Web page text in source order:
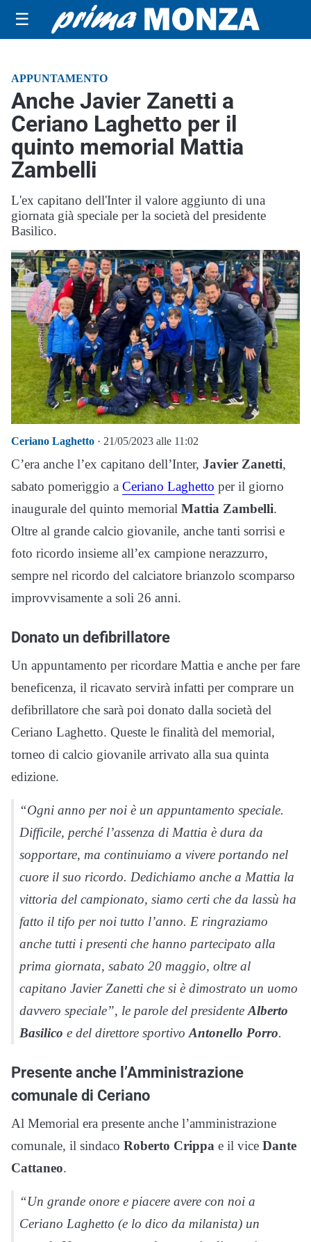
☰
APPUNTAMENTO
Anche Javier Zanetti a
Ceriano Laghetto per il
quinto memorial Mattia
Zambelli
L'ex capitano dell'Inter il valore aggiunto di una
giornata già speciale per la società del presidente
Basilico.
Ceriano Laghetto · 21/05/2023 alle 11:02
C’era anche l’ex capitano dell’Inter, Javier Zanetti,
sabato pomeriggio a Ceriano Laghetto per il giorno
inaugurale del quinto memorial Mattia Zambelli.
Oltre al grande calcio giovanile, anche tanti sorrisi e
foto ricordo insieme all’ex campione nerazzurro,
sempre nel ricordo del calciatore brianzolo scomparso
improvvisamente a soli 26 anni.
Donato un defibrillatore
Un appuntamento per ricordare Mattia e anche per fare
beneficenza, il ricavato servirà infatti per comprare un
defibrillatore che sarà poi donato dalla società del
Ceriano Laghetto. Queste le finalità del memorial,
torneo di calcio giovanile arrivato alla sua quinta
edizione.
“Ogni anno per noi è un appuntamento speciale.
Difficile, perché l’assenza di Mattia è dura da
sopportare, ma continuiamo a vivere portando nel
cuore il suo ricordo. Dedichiamo anche a Mattia la
vittoria del campionato, siamo certi che da lassù ha
fatto il tifo per noi tutto l’anno. E ringraziamo
anche tutti i presenti che hanno partecipato alla
prima giornata, sabato 20 maggio, oltre al
capitano Javier Zanetti che si è dimostrato un uomo
davvero speciale”, le parole del presidente Alberto
Basilico e del direttore sportivo Antonello Porro.
Presente anche l’Amministrazione
comunale di Ceriano
Al Memorial era presente anche l’amministrazione
comunale, il sindaco Roberto Crippa e il vice Dante
Cattaneo.
“Un grande onore e piacere avere con noi a
Ceriano Laghetto (e lo dico da milanista) un